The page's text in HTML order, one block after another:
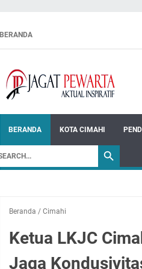
BERANDA
BERANDA KOTA CIMAHI
Beranda / Cimahi
Ketua LKJC
Jaga